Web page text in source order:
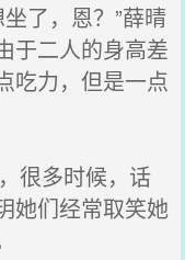
了，恩？”薛晴
于二人的身高差
吃力，但是一点
很多时候，话
她们经常取笑她